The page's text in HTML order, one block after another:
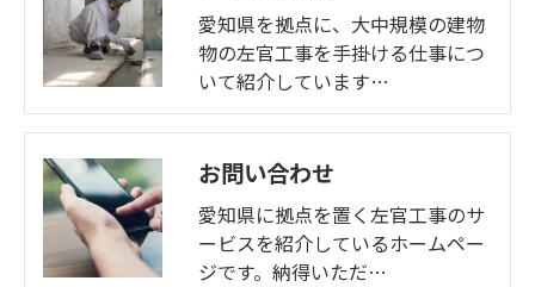
愛知県を拠点に、大中規模の建物
物の左官工事を手掛ける仕事につ
いて紹介しています…
お問い合わせ
愛知県に拠点を置く左官工事のサ
ービスを紹介しているホームペー
ジです。納得いただ…